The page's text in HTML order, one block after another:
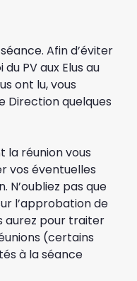
Afin d’éviter
PV aux Elus au
ont lu, vous
Direction quelques
la réunion vous
vos éventuelles
N’oubliez pas que
l’approbation de
aurez pour traiter
(certains
à la séance